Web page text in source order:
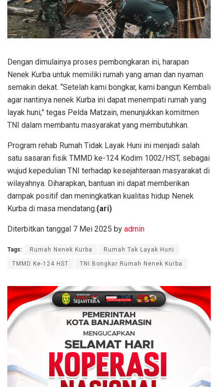
Dengan dimulainya proses pembongkaran ini, harapan
Nenek Kurba untuk memiliki rumah yang aman dan nyaman
semakin dekat. “Setelah kami bongkar, kami bangun Kembali
agar nantinya nenek Kurba ini dapat menempati rumah yang
layak huni,” tegas Pelda Matzain, menunjukkan komitmen
TNI dalam membantu masyarakat yang membutuhkan.
Program rehab Rumah Tidak Layak Huni ini menjadi salah
satu sasaran fisik TMMD ke-124 Kodim 1002/HST, sebagai
wujud kepedulian TNI terhadap kesejahteraan masyarakat di
wilayahnya. Diharapkan, bantuan ini dapat memberikan
dampak positif dan meningkatkan kualitas hidup Nenek
Kurba di masa mendatang.(ari)
Diterbitkan tanggal 7 Mei 2025 by admin
Tags: Rumah Nenek Kurba Rumah Tak Layak Huni
TMMD Ke-124 HST TNI Bongkar Rumah Nenek Kurba